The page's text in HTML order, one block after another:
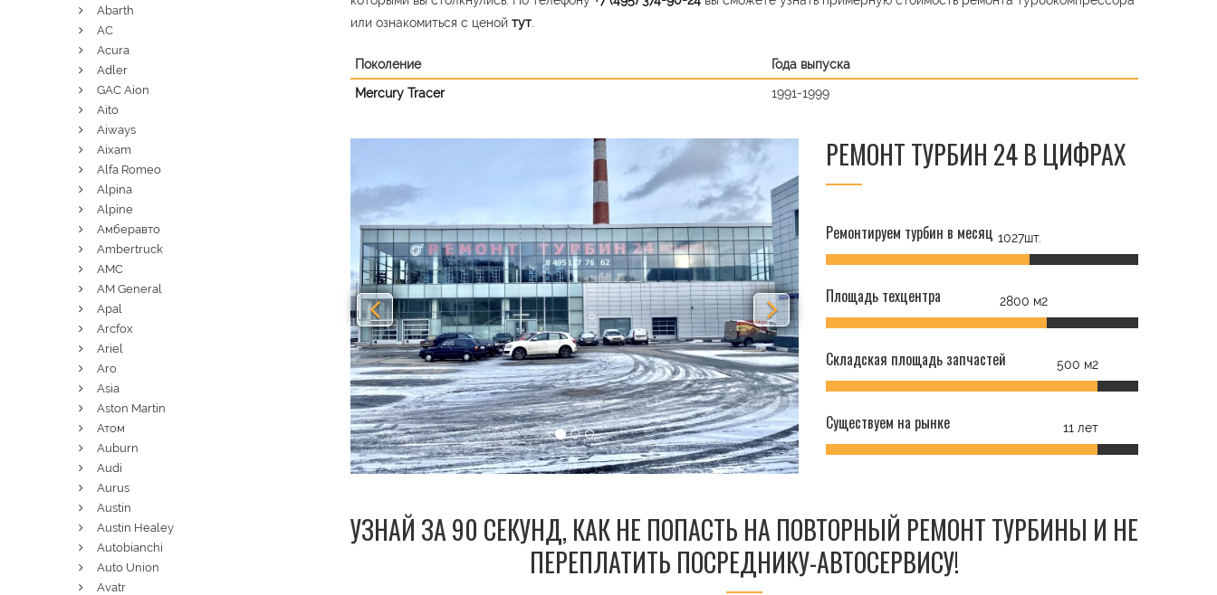
или ознакомиться с ценой тут
Поколение
Года выпуска
Mercury Tracer
1991-1999
РЕМОНТ ТУРБИН 24 В ЦИФРАХ
Ремонтируем турбин в месяц 1027шт.
Площадь техцентра 2800 м2
Складская площадь запчастей 500 м2
Существуем на рынке 11 лет
УЗНАЙ ЗА 90 СЕКУНД, КАК НЕ ПОПАСТЬ НА ПОВТОРНЫЙ РЕМОНТ ТУРБИНЫ И НЕ
ПЕРЕПЛАТИТЬ ПОСРЕДНИКУ-АВТОСЕРВИСУ!
Abarth
AC
Acura
Adler
GAC Aion
Aito
Aiways
Aixam
Alfa Romeo
Alpina
Alpine
Амберавто
Ambertruck
AMC
AM General
Apal
Arcfox
Ariel
Aro
Asia
Aston Martin
Атом
Auburn
Audi
Aurus
Austin
Austin Healey
Autobianchi
Auto Union
Avatr